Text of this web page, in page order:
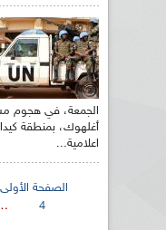
الجمعة، في هجوم
أغلهوك، بمنطقة
اعلامية...
الصفحات
الصفحة الأولى
4